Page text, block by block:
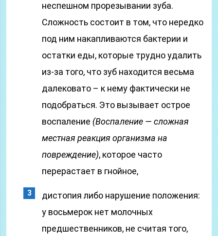
неспешном прорезывании зуба.
Сложность состоит в том, что нередко
под ним накапливаются бактерии и
остатки еды, которые трудно удалить
из-за того, что зуб находится весьма
далековато – к нему фактически не
подобраться. Это вызывает острое
воспаление (Воспаление — сложная
местная реакция организма на
повреждение), которое часто
перерастает в гнойное,
дистопия либо нарушение положения:
у восьмерок нет молочных
предшественников, не считая того,